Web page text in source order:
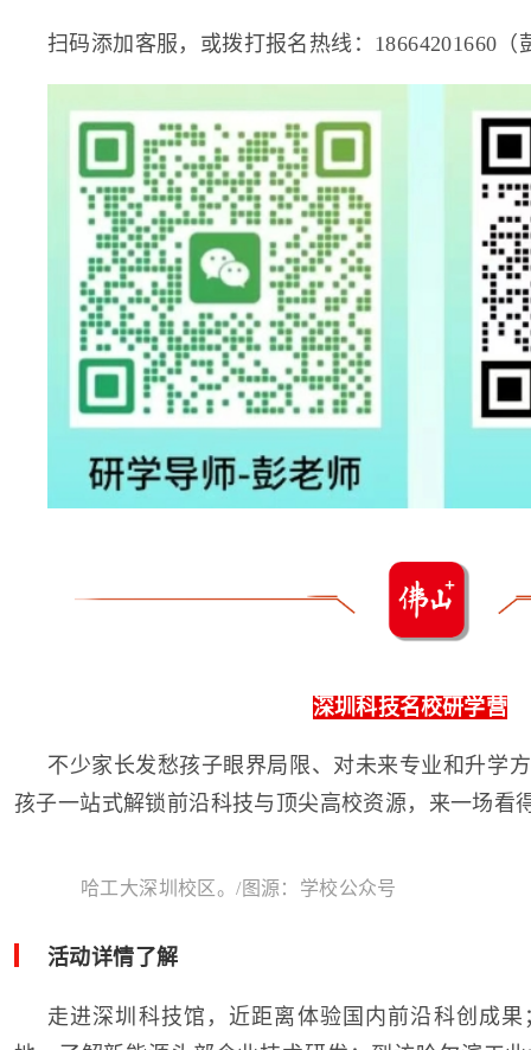
扫码添加客服，或拨打报名热线：18664201660（
深圳科技名校研学营
不少家长发愁孩子眼界局限、对未来专业和升学
孩子一站式解锁前沿科技与顶尖高校资源，来一场看
哈工大深圳校区。/图源：学校公众号
活动详情了解
走进深圳科技馆，近距离体验国内前沿科创成